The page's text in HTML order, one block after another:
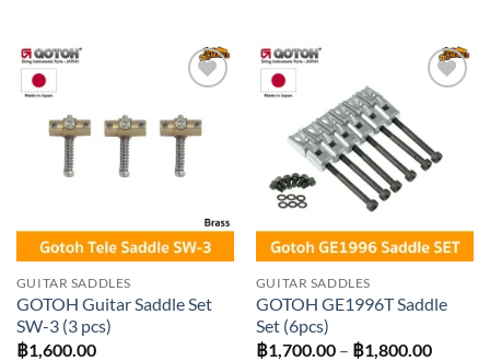
wishlist
GUITAR SADDLES
GOTOH Guitar Saddle Set
SW-3 (3 pcs)
฿1,600.00
GUITAR SADDLES
GOTOH GE1996T Saddle
Set (6pcs)
฿1,700.00 – ฿1,800.00Price